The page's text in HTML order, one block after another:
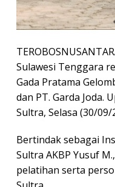
Sulawesi Tenggara
Gada Pratama
dan PT. Garda Joda.
Sultra, Selasa (30/09/
Bertindak sebagai
Sultra AKBP Yusuf
pelatihan serta